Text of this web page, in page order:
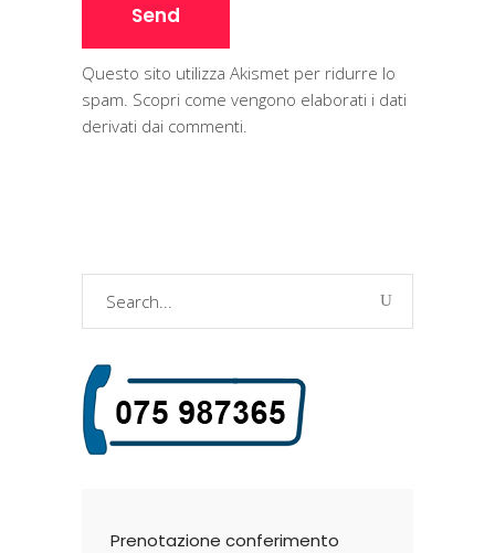
Questo sito utilizza Akismet per ridurre lo
spam. Scopri come vengono elaborati i dati
derivati dai commenti.
Prenotazione conferimento